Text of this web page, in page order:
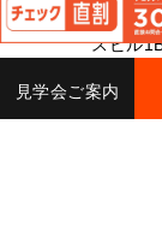
三重県
スビル
営業時
日・年
見学会ご案内